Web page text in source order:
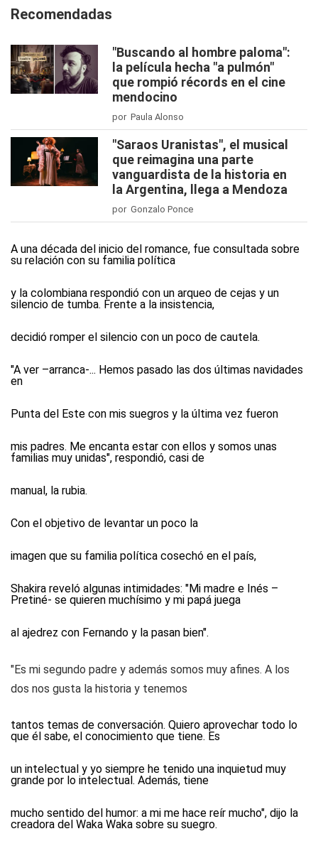
Recomendadas
"Buscando al hombre paloma":
la película hecha "a pulmón"
que rompió récords en el cine
mendocino
por Paula Alonso
"Saraos Uranistas", el musical
que reimagina una parte
vanguardista de la historia en
la Argentina, llega a Mendoza
por Gonzalo Ponce
A una década del inicio del romance, fue consultada sobre
su relación con su familia política
y la colombiana respondió con un arqueo de cejas y un
silencio de tumba. Frente a la insistencia,
decidió romper el silencio con un poco de cautela.
"A ver –arranca-... Hemos pasado las dos últimas navidades
en
Punta del Este con mis suegros y la última vez fueron
mis padres. Me encanta estar con ellos y somos unas
familias muy unidas", respondió, casi de
manual, la rubia.
Con el objetivo de levantar un poco la
imagen que su familia política cosechó en el país,
Shakira reveló algunas intimidades: "Mi madre e Inés –
Pretiné- se quieren muchísimo y mi papá juega
al ajedrez con Fernando y la pasan bien".
"Es mi segundo padre y además somos muy afines. A los
dos nos gusta la historia y tenemos
tantos temas de conversación. Quiero aprovechar todo lo
que él sabe, el conocimiento que tiene. Es
un intelectual y yo siempre he tenido una inquietud muy
grande por lo intelectual. Además, tiene
mucho sentido del humor: a mi me hace reír mucho", dijo la
creadora del Waka Waka sobre su suegro.